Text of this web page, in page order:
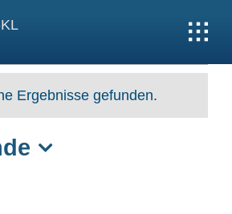
Ergebnisse gefunden.